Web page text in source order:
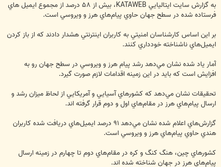
به گزارش سايت ايتاليايي ‪ ،KATAWEB‬بيش از ‪ ۵۸‬درصد از مجموع ايميل هاي
فرستاده شده در سطح جهان حاوي پيام‌هاي هرز و ويروسي است.
بر اين اساس كارشناسان امنيتي به كاربران اينترنتي هشدار دادند كه از باز كردن
ايميل‌هاي ناشناخته خودداري كنند.
آمار ياد شده نشان مي‌دهد رشد پيام هرز و ويروسي در سطح جهان رو به
افزايش است كه بايد در اين زمينه اقدامات لازم صورت گيرد.
تحقيقات نشان مي‌دهد كه كشورهاي آسيايي و آمريكايي از لحاظ ميزان رشد و
ارسال پيام‌هاي هرز در مقام‌هاي اول و دوم قرار گرفته اند.
گزارش‌هاي اعلام شده نشان مي‌دهد ‪ ۹۱‬درصد ايميل‌هاي دريافت شده كاربران
هندي حاوي پيام‌هاي هرز و ويروسي است.
كشورهاي چين، هنگ كنگ و كره در مقام‌هاي دوم تا چهارم در زمينه ارسال
پيام‌هاي هرز در جهان شناخته شده اند.